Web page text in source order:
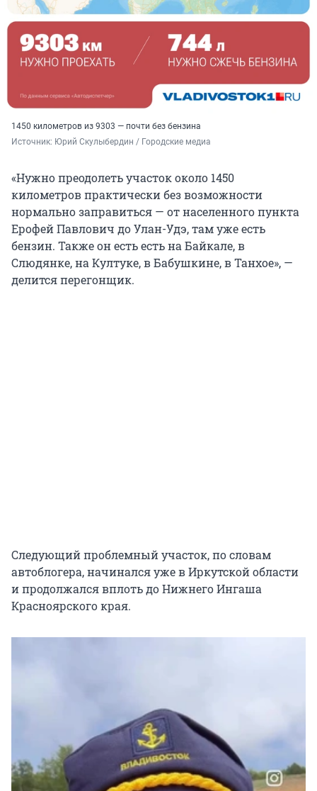
1450 километров из 9303 — почти без бензина
Источник: Юрий Скулыбердин / Городские медиа
«Нужно преодолеть участок около 1450
километров практически без возможности
нормально заправиться — от населенного пункта
Ерофей Павлович до Улан-Удэ, там уже есть
бензин. Также он есть есть на Байкале, в
Слюдянке, на Култуке, в Бабушкине, в Танхое», —
делится перегонщик.
Следующий проблемный участок, по словам
автоблогера, начинался уже в Иркутской области
и продолжался вплоть до Нижнего Ингаша
Красноярского края.